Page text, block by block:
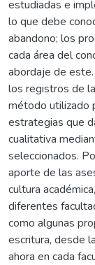
estudiadas e
lo que debe
abandono; los
cada área del
abordaje de
los registros de
método utilizado
estrategias que
cualitativa
seleccionados.
aporte de las
cultura
diferentes
como algunas
escritura, desde
ahora en cada